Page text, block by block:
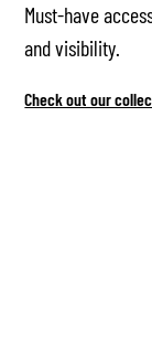
Must-have
and visibility.
Check out our